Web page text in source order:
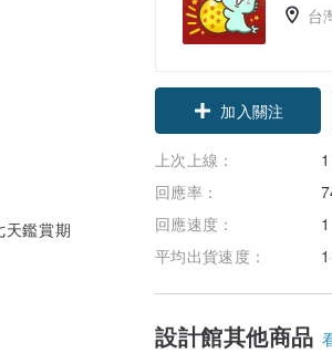
台
加入關注
上次上線：
回應率：
回應速度：
平均出貨速度：
設計館其他商品
天鑑賞期